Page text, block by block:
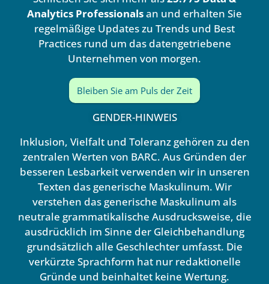
n
Analytics Professionalsan und erhalten Sie
regelmäßige Updates zu Trends und Best
Practices rund um das datengetriebene
Unternehmen von morgen.
Bleiben Sie am Puls der Zeit
GENDER-HINWEIS
Inklusion, Vielfalt und Toleranz gehören zu den
zentralen Werten von BARC. Aus Gründen der
besseren Lesbarkeit verwenden wir in unseren
Texten das generische Maskulinum. Wir
verstehen das generische Maskulinum als
neutrale grammatikalische Ausdrucksweise, die
ausdrücklich im Sinne der Gleichbehandlung
grundsätzlich alle Geschlechter umfasst. Die
verkürzte Sprachform hat nur redaktionelle
Gründe und beinhaltet keine Wertung.